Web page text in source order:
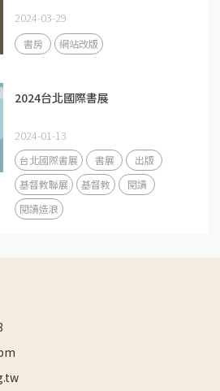
2024-03-29
書房 網站改版
2024台北國際書展
2024-01-13
台北國際書展 書展
出版
基督教聯展
基督教
閱讀
閱讀造浪